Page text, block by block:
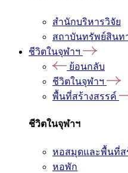
สำนักบริหารวิจัย
สถาบันทรัพย์สินท
ชีวิตในจุฬาฯ
ย้อนกลับ
ชีวิตในจุฬาฯ
พื้นที่สร้างสรรค์
ชีวิตในจุฬาฯ
หอสมุดและพื้นที่ส
หอพัก